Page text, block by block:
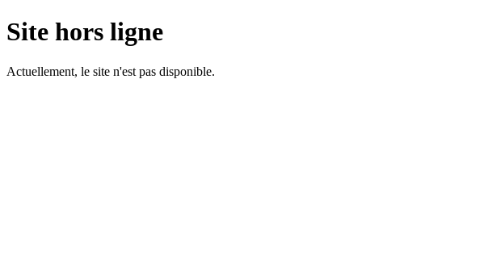
Site hors ligne
Actuellement, le site n'est pas disponible.